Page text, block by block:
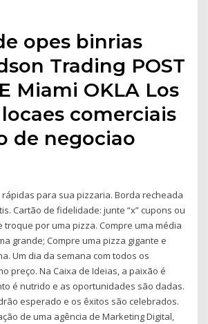
opes binrias
Trading POST
Miami OKLA Los
comerciais
de negociao
rápidas para sua pizzaria. Borda recheada
Cartão de fidelidade: junte “x” cupons ou
troque por uma pizza. Compre uma média
grande; Compre uma pizza gigante e
Um dia da semana com todos os
preço. Na Caixa de Ideias, a paixão é
é nutrido e as oportunidades são dadas.
esperado e os êxitos são celebrados.
de uma agência de Marketing Digital,